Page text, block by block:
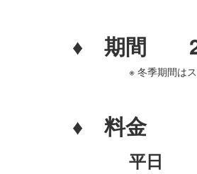
♦ 期間
※ 冬季期間は
♦ 料金
平日